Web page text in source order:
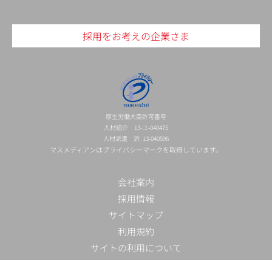
採用をお考えの企業さま
厚生労働大臣許可番号
人材紹介 13-ユ-040475
人材派遣 派 13-040596
マスメディアンはプライバシーマークを取得しています。
会社案内
採用情報
サイトマップ
利用規約
サイトの利用について